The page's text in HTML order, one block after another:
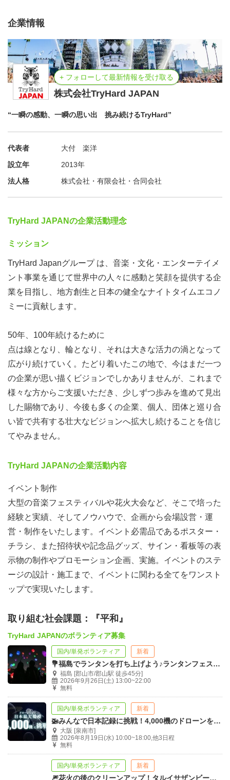
企業情報
+ フォローして最新情報を受け取る
株式会社TryHard JAPAN
“一瞬の感動、一瞬の思い出 挑み続けるTryHard”
代表者
大付 楽洋
設立年
2013年
法人格
株式会社・有限会社・合同会社
TryHard JAPANの企業活動理念
ミッション
TryHard Japanグループ は、音楽・文化・エンターテイメ
ント事業を通じて世界中の人々に感動と笑顔を提供する企
業を目指し、地方創生と日本の健全なナイトタイムエコノ
ミーに貢献します。
50年、100年続けるために
点は線となり、輪となり、それは大きな活力の渦となって
広がり続けていく。たどり着いたこの地で、今はまだ一つ
の企業が思い描くビジョンでしかありませんが、これまで
様々な方からご支援いただき、少しずつ歩みを進めて見出
した賜物であり、今後も多くの企業、個人、団体と巡り合
い皆で共有する壮大なビジョンへ拡大し続けることを信じ
てやみません。
TryHard JAPANの企業活動内容
イベント制作
大型の音楽フェスティバルや花火大会など、そこで培った
経験と実績、そしてノウハウで、企画から会場設営・運
営・制作をいたします。イベント必需品であるポスター・
チラシ、また招待状や記念品グッズ、サイン・看板等の表
示物の制作やプロモーション企画、実施。イベントのステ
ージの設計・施工まで、イベントに関わる全てをワンスト
ップで実現いたします。
取り組む社会課題：『平和』
TryHard JAPANのボランティア募集
国内/単発ボランティア 新着
💐福島でランタンを打ち上げよう♪ランタンフェス運営ボランティア大募集☆
福島 [郡山市/郡山駅 徒歩45分]
2026年9月26日(土) 13:00~22:00
無料
国内/単発ボランティア 新着
🚁みんなで日本記録に挑戦！4,000機のドローンを夜空に打ち上げよう！
大阪 [泉南市]
2026年8月19日(水) 10:00~18:00,他3日程
無料
国内/単発ボランティア 新着
🎆花火の後のクリーンアップ！タルイサザンビーチを綺麗にしよう！